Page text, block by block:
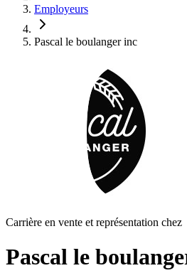
Employeurs
Pascal le boulanger inc
Carrière en vente et représentation chez
Pascal le